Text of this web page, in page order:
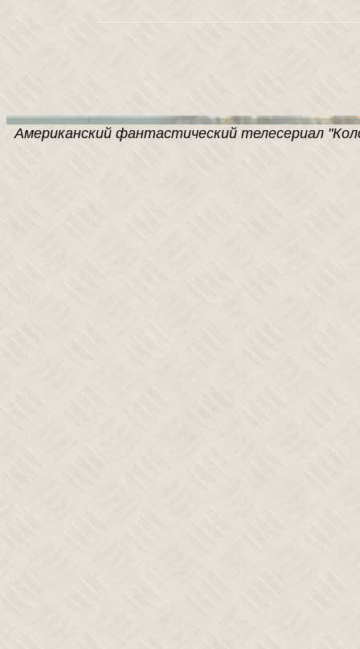
Американский фантастический телесериал